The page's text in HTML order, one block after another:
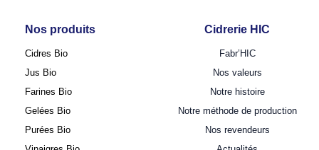
Nos produits
Cidres Bio
Jus Bio
Farines Bio
Gelées Bio
Purées Bio
Cidrerie HIC
Fabr’HIC
Nos valeurs
Notre histoire
Notre méthode de production
Nos revendeurs